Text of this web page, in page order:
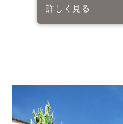
詳しく見る